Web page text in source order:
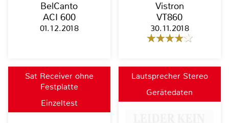
BelCanto
ACI 600
01.12.2018
Vistron
VT860
30.11.2018
Sat Receiver ohne
Festplatte
Einzeltest
Lautsprecher Stereo
Gerätedaten